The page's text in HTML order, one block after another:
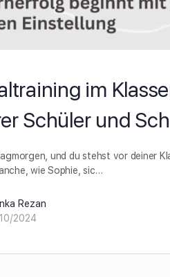
im
Schüler und
und du stehst vor deiner
wie Sophie, sic…
Rezan
2024